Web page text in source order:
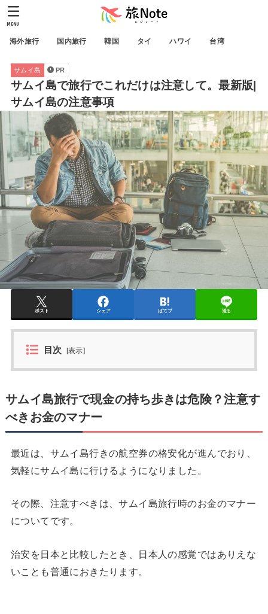
海外旅行 国内旅行 韓国 タイ ハワイ 台湾
MENU
サムイ島 PR
サムイ島で旅行でこれだけは注意して。最新版|
サムイ島の注意事項
ポスト シェア はてブ 送る
目次 [表示]
サムイ島旅行で現金の持ち歩きは危険？注意す
べきお金のマナー
最近は、サムイ島行きの航空券の格安化が進んでおり、
気軽にサムイ島に行けるようになりました。
その際、注意すべきは、サムイ島旅行時のお金のマナー
についてです。
治安を日本と比較したとき、日本人の感覚ではありえな
いことも普通におきたります。